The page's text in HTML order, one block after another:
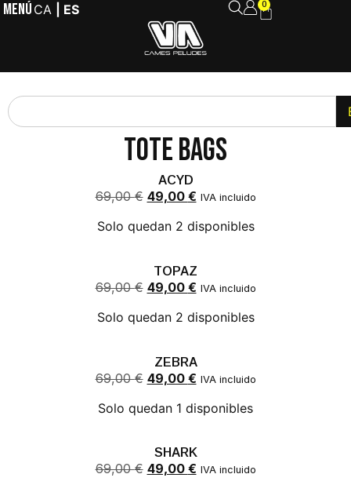
MENÚ CA ES 0
Tote bags
ACYD
69,00€ 49,00 € IVA incluido
Solo quedan 2 disponibles
TOPAZ
69,00€ 49,00 € IVA incluido
Solo quedan 2 disponibles
ZEBRA
69,00€ 49,00 € IVA incluido
Solo quedan 1 disponibles
SHARK
69,00€ 49,00 € IVA incluido